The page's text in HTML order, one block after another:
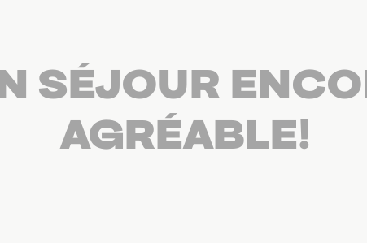
SÉJOUR
AGRÉABLE!